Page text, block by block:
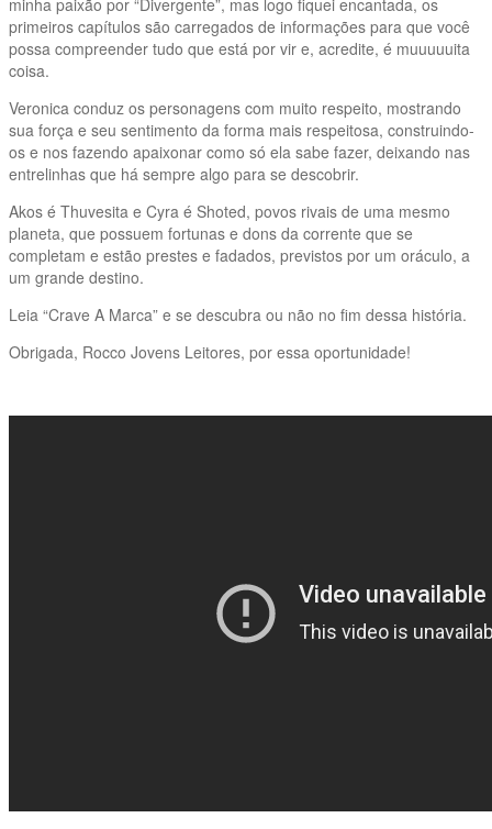
primeiros capítulos são carregados de informações para que você
possa compreender tudo que está por vir e, acredite, é muuuuuita
coisa.
Veronica conduz os personagens com muito respeito, mostrando
sua força e seu sentimento da forma mais respeitosa, construindo-
os e nos fazendo apaixonar como só ela sabe fazer, deixando nas
entrelinhas que há sempre algo para se descobrir.
Akos é Thuvesita e Cyra é Shoted, povos rivais de uma mesmo
planeta, que possuem fortunas e dons da corrente que se
completam e estão prestes e fadados, previstos por um oráculo, a
um grande destino.
Leia “Crave A Marca” e se descubra ou não no fim dessa história.
Obrigada, Rocco Jovens Leitores, por essa oportunidade!